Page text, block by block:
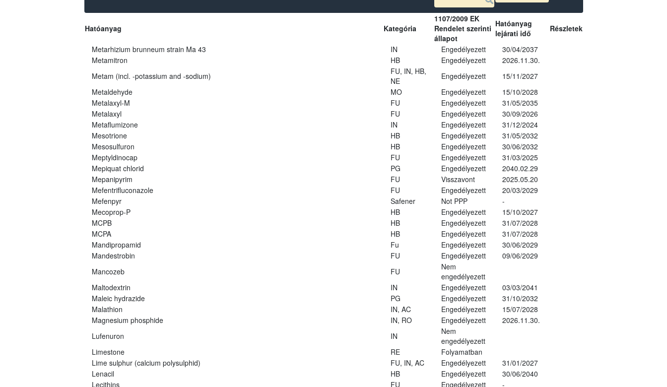
Hatóanyag Kategória
1107/2009 EK
Rendelet szerinti
állapot
Hatóanyag
lejárati idő
Részletek
Metarhizium brunneum strain Ma 43 IN Engedélyezett
30/04/2037
Metamitron
HB Engedélyezett
2026.11.30.
Metam (incl. -potassium and -sodium)
FU, IN, HB,
NE
Engedélyezett
15/11/2027
Metaldehyde
MO Engedélyezett
15/10/2028
Metalaxyl-M
FU Engedélyezett
31/05/2035
Metalaxyl
FU Engedélyezett
30/09/2026
Metaflumizone
IN Engedélyezett
31/12/2024
Mesotrione
HB Engedélyezett
31/05/2032
Mesosulfuron
HB Engedélyezett
30/06/2032
Meptyldinocap
FU Engedélyezett
31/03/2025
Mepiquat chlorid
PG Engedélyezett
2040.02.29
Mepanipyrim
FU Visszavont
2025.05.20
Mefentrifluconazole
FU Engedélyezett
20/03/2029
Mefenpyr
Safener Not PPP
-
Mecoprop-P
HB Engedélyezett
15/10/2027
MCPB
HB Engedélyezett
31/07/2028
MCPA
HB Engedélyezett
31/07/2028
Mandipropamid
Fu Engedélyezett
30/06/2029
Mandestrobin
FU Engedélyezett
09/06/2029
Mancozeb
FU
Nem
engedélyezett
Maltodextrin
IN Engedélyezett
03/03/2041
Maleic hydrazide
PG Engedélyezett
31/10/2032
Malathion
IN, AC Engedélyezett
15/07/2028
Magnesium phosphide
IN, RO Engedélyezett
2026.11.30.
Lufenuron
IN
Nem
engedélyezett
Limestone
RE
Folyamatban
Lime sulphur (calcium polysulphid)
FU, IN, AC Engedélyezett
31/01/2027
Lenacil
HB Engedélyezett
30/06/2040
Lecithins
FU Engedélyezett
-